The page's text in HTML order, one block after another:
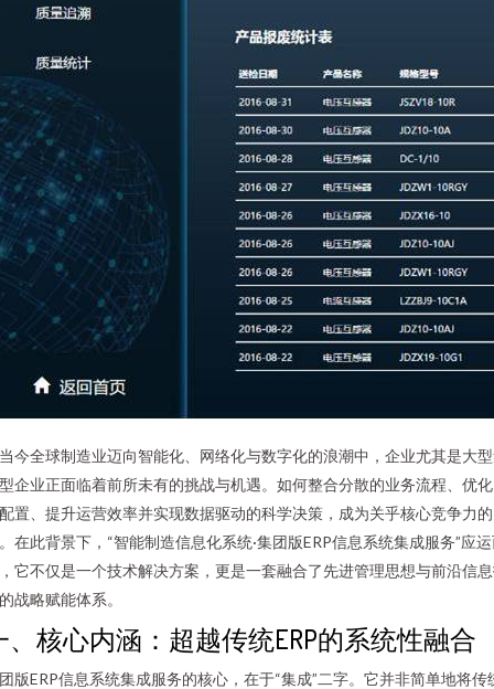
今全球制造业迈向智能化、网络化与数字化的浪潮中，企业尤其是大
企业正面临着前所未有的挑战与机遇。如何整合分散的业务流程、优
置、提升运营效率并实现数据驱动的科学决策，成为关乎核心竞争力
在此背景下，“智能制造信息化系统·集团版ERP信息系统集成服务”应
它不仅是一个技术解决方案，更是一套融合了先进管理思想与前沿信
战略赋能体系。
、核心内涵：超越传统ERP的系统性融合
版ERP信息系统集成服务的核心，在于“集成”二字。它并非简单地将传